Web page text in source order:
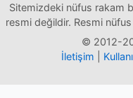
Sitemizdeki nüfus rakam
resmi değildir. Resmi
© 2012-
İletişim